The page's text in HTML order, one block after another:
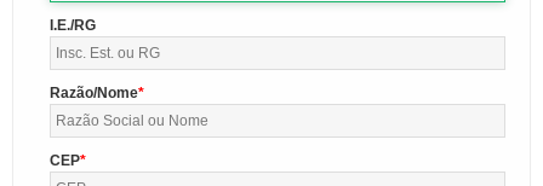
I.E./RG
Razão/Nome
CEP